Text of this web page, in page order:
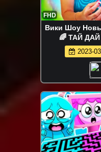
FHD
Вики Шоу
🌈 ТАЙ
Результата Мы
Dye
2023-